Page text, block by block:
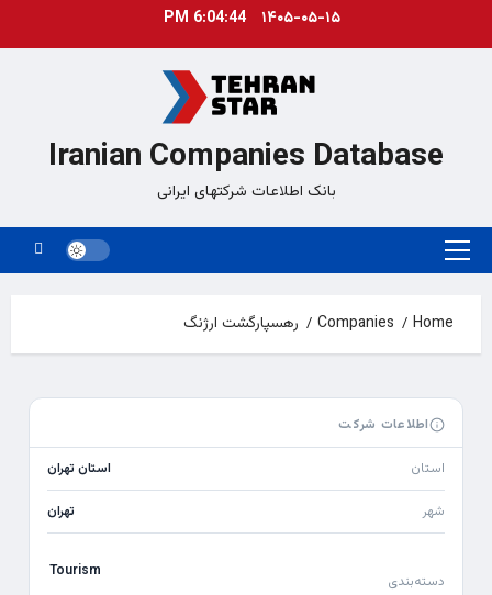
۱۴۰۵-۰۵-۱۵ 6:04:45 PM
Iranian Companies Database
بانک اطلاعات شرکتهای ایرانی
Primary
Home
Companies رهسپارگشت ارژنگ
اطلاعات شرکت
استان استان تهران
شهر تهران
دسته‌بندی
Tourism